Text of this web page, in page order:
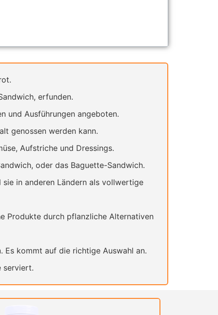
erfunden.
und Ausführungen angeboten.
genossen werden kann.
Aufstriche und Dressings.
oder das Baguette-Sandwich.
in anderen Ländern als vollwertige
Produkte durch pflanzliche Alternativen
Es kommt auf die richtige Auswahl an.
serviert.